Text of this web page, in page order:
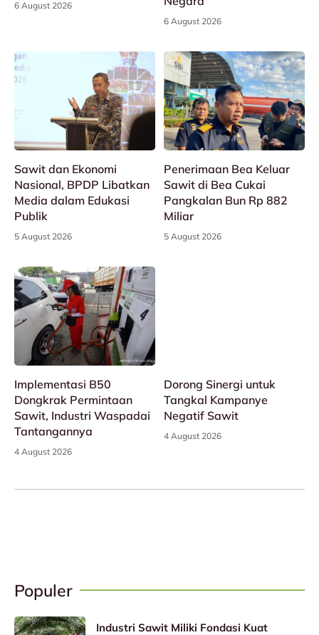
6 August 2026
6 August 2026
Sawit dan Ekonomi
Nasional, BPDP Libatkan
Media dalam Edukasi
Publik
5 August 2026
Penerimaan Bea Keluar
Sawit di Bea Cukai
Pangkalan Bun Rp 882
Miliar
5 August 2026
Implementasi B50
Dongkrak Permintaan
Sawit, Industri Waspadai
Tantangannya
4 August 2026
Dorong Sinergi untuk
Tangkal Kampanye
Negatif Sawit
4 August 2026
Populer
Industri Sawit Miliki Fondasi Kuat